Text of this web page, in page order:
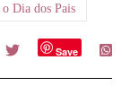
o Dia dos Pais
Save